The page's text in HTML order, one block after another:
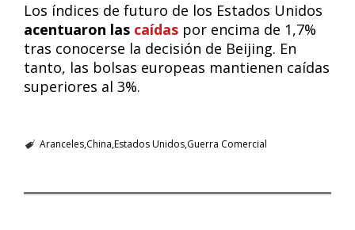
Los índices de futuro de los Estados Unidos
acentuaron las caídas por encima de 1,7%
tras conocerse la decisión de Beijing. En
tanto, las bolsas europeas mantienen caídas
superiores al 3%.
ArancelesChina Estados UnidosGuerra Comercial